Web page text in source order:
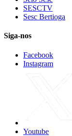
SESCTV
Sesc Bertioga
Siga-nos
Facebook
Instagram
Youtube